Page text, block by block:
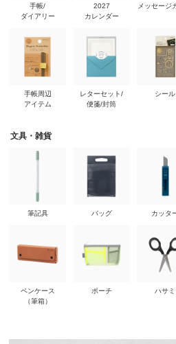
手帳/
ダイアリー
手帳周辺
アイテム
2027
カレンダー
レターセット/
便箋/封筒
メッセージ
シール
文具・雑貨
筆記具
ペンケース
（筆箱）
バッグ
ポーチ
カッタ
ハサミ